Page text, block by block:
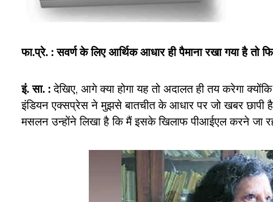
फा.प्रे. :सवर्ण के लिए आर्थिक आधार ही पैमाना रखा गया है तो
इं. सा. :देखिए, आगे क्या होगा यह तो अदालत ही तय करेगा
इंडियन एक्सप्रेस ने मुझसे बातचीत के आधार पर जो खबर छापी
मसलन उन्होंने लिखा है कि मैं इसके खिलाफ पीआईएल करने जा